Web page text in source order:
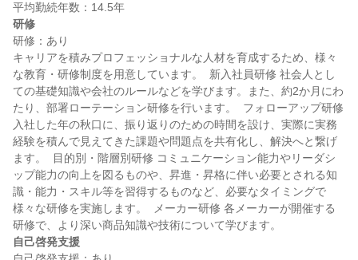
研修
研修：あり
キャリアを積みプロフェッショナルな人材を育成するため、様々
な教育・研修制度を用意しています。  新入社員研修 社会人とし
ての基礎知識や会社のルールなどを学びます。また、約2か月にわ
たり、部署ローテーション研修を行います。  フォローアップ研修
入社した年の秋口に、振り返りのための時間を設け、実際に実務
経験を積んで見えてきた課題や問題点を共有化し、解決へと繋げ
ます。  目的別・階層別研修 コミュニケーション能力やリーダシ
ップ能力の向上を図るものや、昇進・昇格に伴い必要とされる知
識・能力・スキル等を習得するものなど、必要なタイミングで
様々な研修を実施します。  メーカー研修 各メーカーが開催する
自己啓発支援